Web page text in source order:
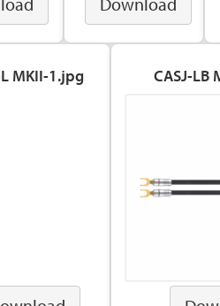
L MKII-1.jpg CASJ-LB